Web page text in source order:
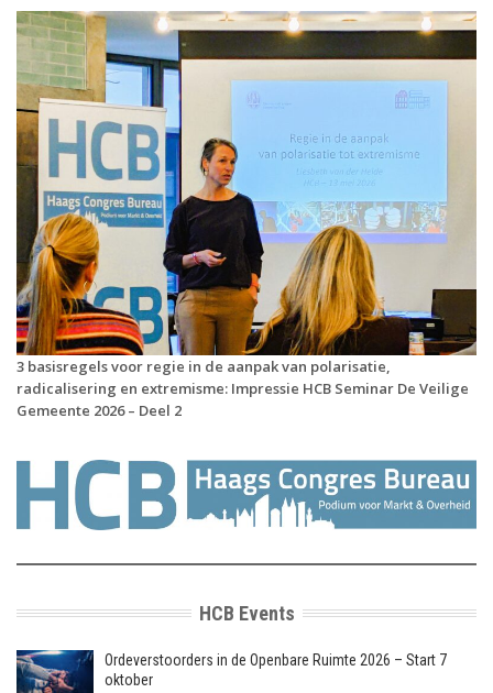
3 basisregels voor regie in de aanpak van polarisatie,
radicalisering en extremisme: Impressie HCB Seminar De Veilige
Gemeente 2026 – Deel 2
HCB Events
Ordeverstoorders in de Openbare Ruimte 2026 – Start 7
oktober